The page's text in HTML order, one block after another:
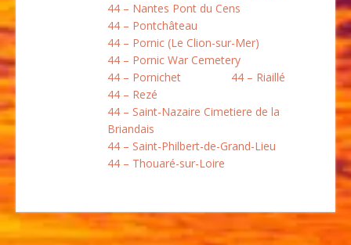
44 – Nantes Pont du Cens
44 – Pontchâteau
44 – Pornic (Le Clion-sur-Mer)
44 – Pornic War Cemetery
44 – Pornichet
44 – Riaillé
44 – Rezé
44 – Saint-Nazaire Cimetiere de la
Briandais
44 – Saint-Philbert-de-Grand-Lieu
44 – Thouaré-sur-Loire